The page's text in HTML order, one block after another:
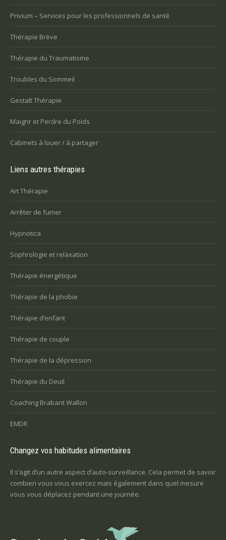
Privium – Services pour les professionnels de santé
Thérapie Brève
Thérapie du Traumatisme
Troubles du Sommeil
Gestalt Thérapie
Maigrir et Perdre du Poids
Cabinets à louer / à partager
Liens autres thérapies
Art Thérapie
Arrêter de fumer
Hypnotica
Sophrologie et relaxation
Thérapie énergétique
Thérapie de la phobie
Thérapie d’enfant
Thérapie de couple
Thérapie de la dépression
Thérapie du Deuil
Coaching Brabant Wallon
EMDR
Changez vos habitudes alimentaires
Il s’agit d’un autre aspect d’auto-surveillance. Cela permet de savoir
combien vous vous exercez mais également dans quel mesure
vous vous déplacez pendant une journée.